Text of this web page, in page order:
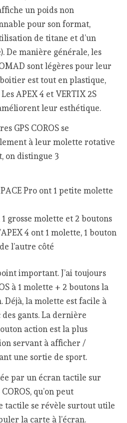
un poids non
pour son format,
de titane et d’un
De manière générale, les
sont légères pour leur
est tout en plastique,
APEX 4 et VERTIX 2S
leur esthétique.
GPS COROS se
à leur molette rotative
on distingue 3
Pro ont 1 petite molette
1 grosse molette et 2 boutons
4 ont 1 molette, 1 bouton
l’autre côté
important. J’ai toujours
à 1 molette + 2 boutons la
Déjà, la molette est facile à
gants. La dernière
action est la plus
servant à afficher /
une sortie de sport.
par un écran tactile sur
qu’on peut
tactile se révèle surtout utile
la carte à l’écran.